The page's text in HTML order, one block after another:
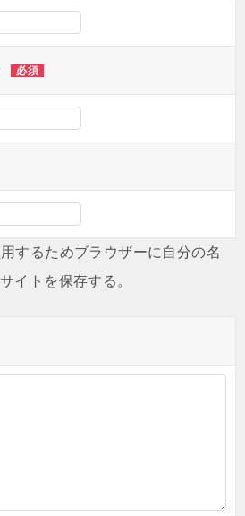
必須
するためブラウザーに自分の名
イトを保存する。